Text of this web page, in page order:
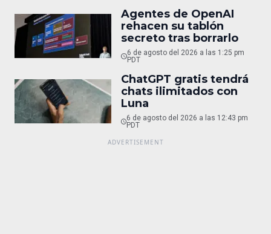
Agentes de OpenAI
rehacen su tablón
secreto tras borrarlo
6 de agosto del 2026 a las 1:25 pm
PDT
ChatGPT gratis tendrá
chats ilimitados con
Luna
6 de agosto del 2026 a las 12:43 pm
PDT